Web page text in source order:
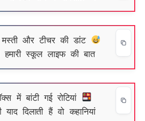
और टीचर की डांट
हमारी स्कूल लाइफ की बात
में बांटी गई रोटियां
दिलाती हैं वो कहानियां